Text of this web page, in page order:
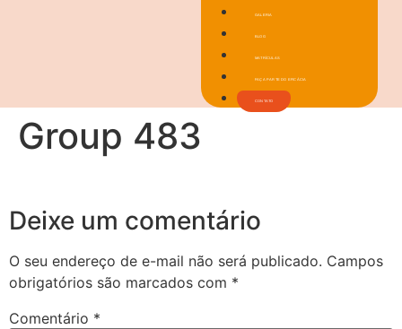
GALERIA
BLOG
MATRÍCULAS
FAÇA PARTE DO EFICÁCIA
CONTATO
Group 483
Deixe um comentário
O seu endereço de e-mail não será publicado. Campos
obrigatórios são marcados com *
Comentário *